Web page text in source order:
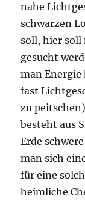
nahe
schwarzen
soll, hier soll
gesucht
man
fast
zu
besteht aus
Erde
man sich
für eine
heimliche